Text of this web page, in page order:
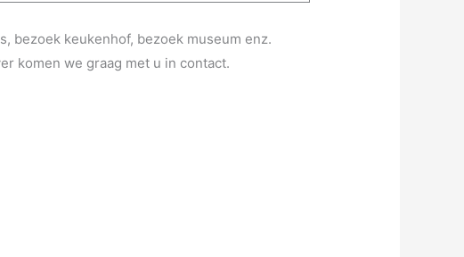
bezoek keukenhof, bezoek museum enz.
komen we graag met u in contact.